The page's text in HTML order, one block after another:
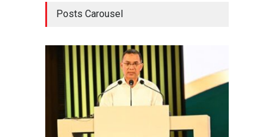
Posts Carousel